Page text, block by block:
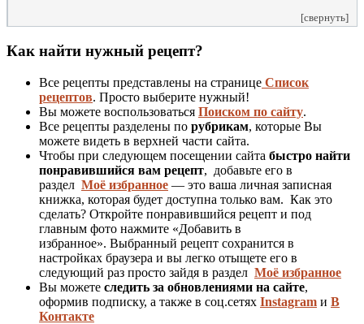
[свернуть]
Как найти нужный рецепт?
Все рецепты представлены на странице Список
рецептов. Просто выберите нужный!
Вы можете воспользоваться Поиском по сайту.
Все рецепты разделены по рубрикам, которые Вы
можете видеть в верхней части сайта.
Чтобы при следующем посещении сайта быстро найти
понравившийся вам рецепт, добавьте его в
раздел Моё избранное — это ваша личная записная
книжка, которая будет доступна только вам. Как это
сделать? Откройте понравившийся рецепт и под
главным фото нажмите «Добавить в
избранное». Выбранный рецепт сохранится в
настройках браузера и вы легко отыщете его в
следующий раз просто зайдя в раздел Моё избранное
Вы можете следить за обновлениями на сайте,
оформив подписку, а также в соц.сетях Instagram и В
Контакте